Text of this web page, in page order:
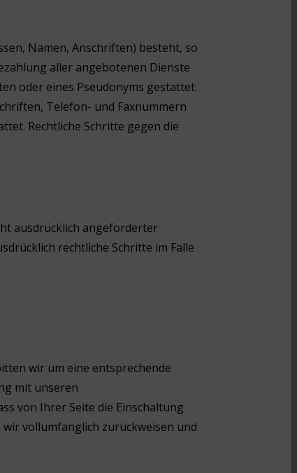
Namen, Anschriften) besteht, so
aller angebotenen Dienste
oder eines Pseudonyms gestattet.
Telefon- und Faxnummern
Rechtliche Schritte gegen die
ausdrücklich angeforderter
rechtliche Schritte im Falle
wir um eine entsprechende
mit unseren
von Ihrer Seite die Einschaltung
vollumfänglich zurückweisen und